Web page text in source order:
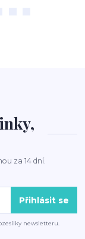
za 14 dní.
Přihlásit se
newsletteru.